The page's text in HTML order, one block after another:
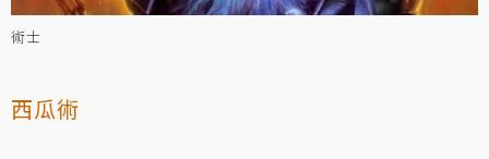
術士
西瓜術